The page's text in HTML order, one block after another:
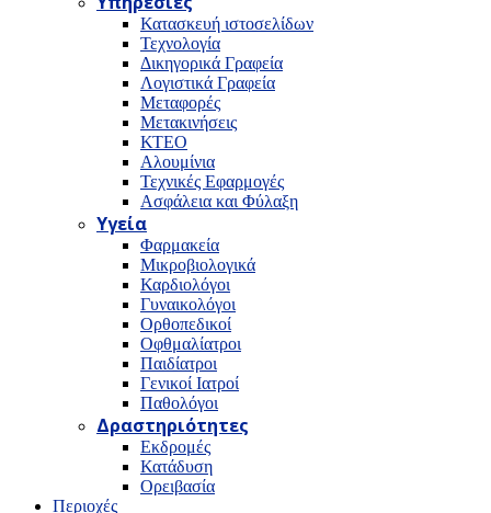
Κατασκευή ιστοσελίδων
Τεχνολογία
Δικηγορικά Γραφεία
Λογιστικά Γραφεία
Μεταφορές
Μετακινήσεις
ΚΤΕΟ
Αλουμίνια
Τεχνικές Εφαρμογές
Ασφάλεια και Φύλαξη
Υγεία
Φαρμακεία
Μικροβιολογικά
Καρδιολόγοι
Γυναικολόγοι
Ορθοπεδικοί
Οφθμαλίατροι
Παιδίατροι
Γενικοί Ιατροί
Παθολόγοι
Δραστηριότητες
Εκδρομές
Κατάδυση
Ορειβασία
Περιοχές